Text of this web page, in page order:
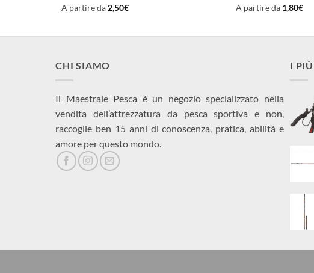
A partire da 2,50€ A partire da 1,80€
CHI SIAMO
Il Maestrale Pesca è un negozio specializzato nella
vendita dell’attrezzatura da pesca sportiva e non,
raccoglie ben 15 anni di conoscenza, pratica, abilità e
amore per questo mondo.
I